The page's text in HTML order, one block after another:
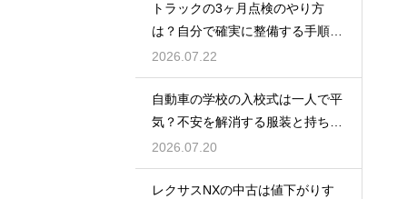
トラックの3ヶ月点検のやり方
は？自分で確実に整備する手順を
紹介
2026.07.22
自動車の学校の入校式は一人で平
気？不安を解消する服装と持ち
物！
2026.07.20
レクサスNXの中古は値下がりす